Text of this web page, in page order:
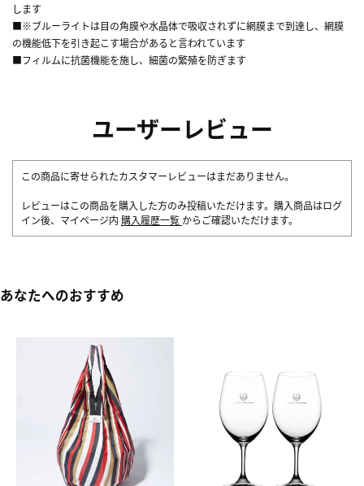
します
■※ブルーライトは目の角膜や水晶体で吸収されずに網膜まで到達し、網膜
の機能低下を引き起こす場合があると言われています
■フィルムに抗菌機能を施し、細菌の繁殖を防ぎます
ユーザーレビュー
この商品に寄せられたカスタマーレビューはまだありません。
レビューはこの商品を購入した方のみ投稿いただけます。購入商品はログ
イン後、マイページ内 購入履歴一覧 からご確認いただけます。
あなたへのおすすめ